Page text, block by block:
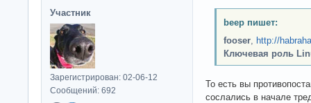
Участник
Зарегистрирован: 02-06-12
Сообщений: 692
beep пишет:
fooser,
http://
Ключевая роль
То есть вы
сослались в начале